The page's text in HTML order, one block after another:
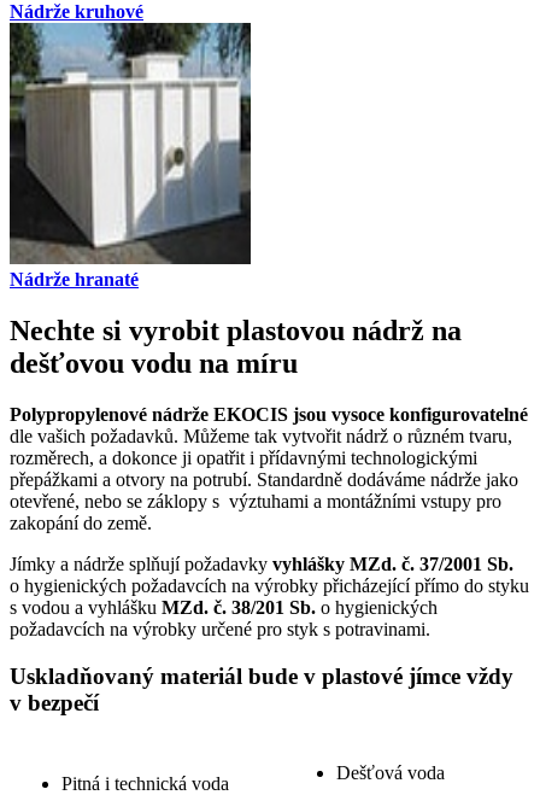
Nádrže kruhové
Nádrže hranaté
Nechte si vyrobit plastovou nádrž na
dešťovou vodu na míru
Polypropylenové nádrže EKOCIS jsou vysoce konfigurovatelné
dle vašich požadavků. Můžeme tak vytvořit nádrž o různém tvaru,
rozměrech, a dokonce ji opatřit i přídavnými technologickými
přepážkami a otvory na potrubí. Standardně dodáváme nádrže jako
otevřené, nebo se záklopy s výztuhami a montážními vstupy pro
zakopání do země.
Jímky a nádrže splňují požadavky vyhlášky MZd. č. 37/2001 Sb.
o hygienických požadavcích na výrobky přicházející přímo do styku
s vodou a vyhlášku MZd. č. 38/201 Sb. o hygienických
požadavcích na výrobky určené pro styk s potravinami.
Uskladňovaný materiál bude v plastové jímce vždy
v bezpečí
Pitná i technická voda
Dešťová voda